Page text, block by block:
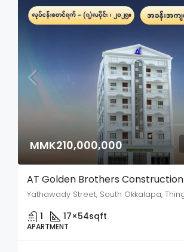
MMK210,000,000
AT Golden Brothers Construction
1 17×54sqft
APARTMENT